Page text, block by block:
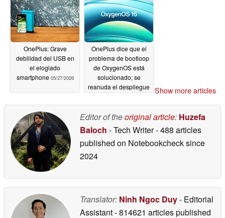
OnePlus: Grave
debilidad del USB en
el elogiado
smartphone 05/27/2026
OnePlus dice que el
problema de bootloop
de OxygenOS está
solucionado; se
reanuda el despliegue
05/19/2026
Show more articles
Editor of theoriginal article: Huzefa
Baloch - Tech Writer- 488 articles
published on Notebookchecksince
2024
Translator: Ninh Ngoc Duy- Editorial
Assistant- 814621 articles published